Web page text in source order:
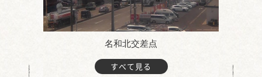
名和北交差点
すべて見る